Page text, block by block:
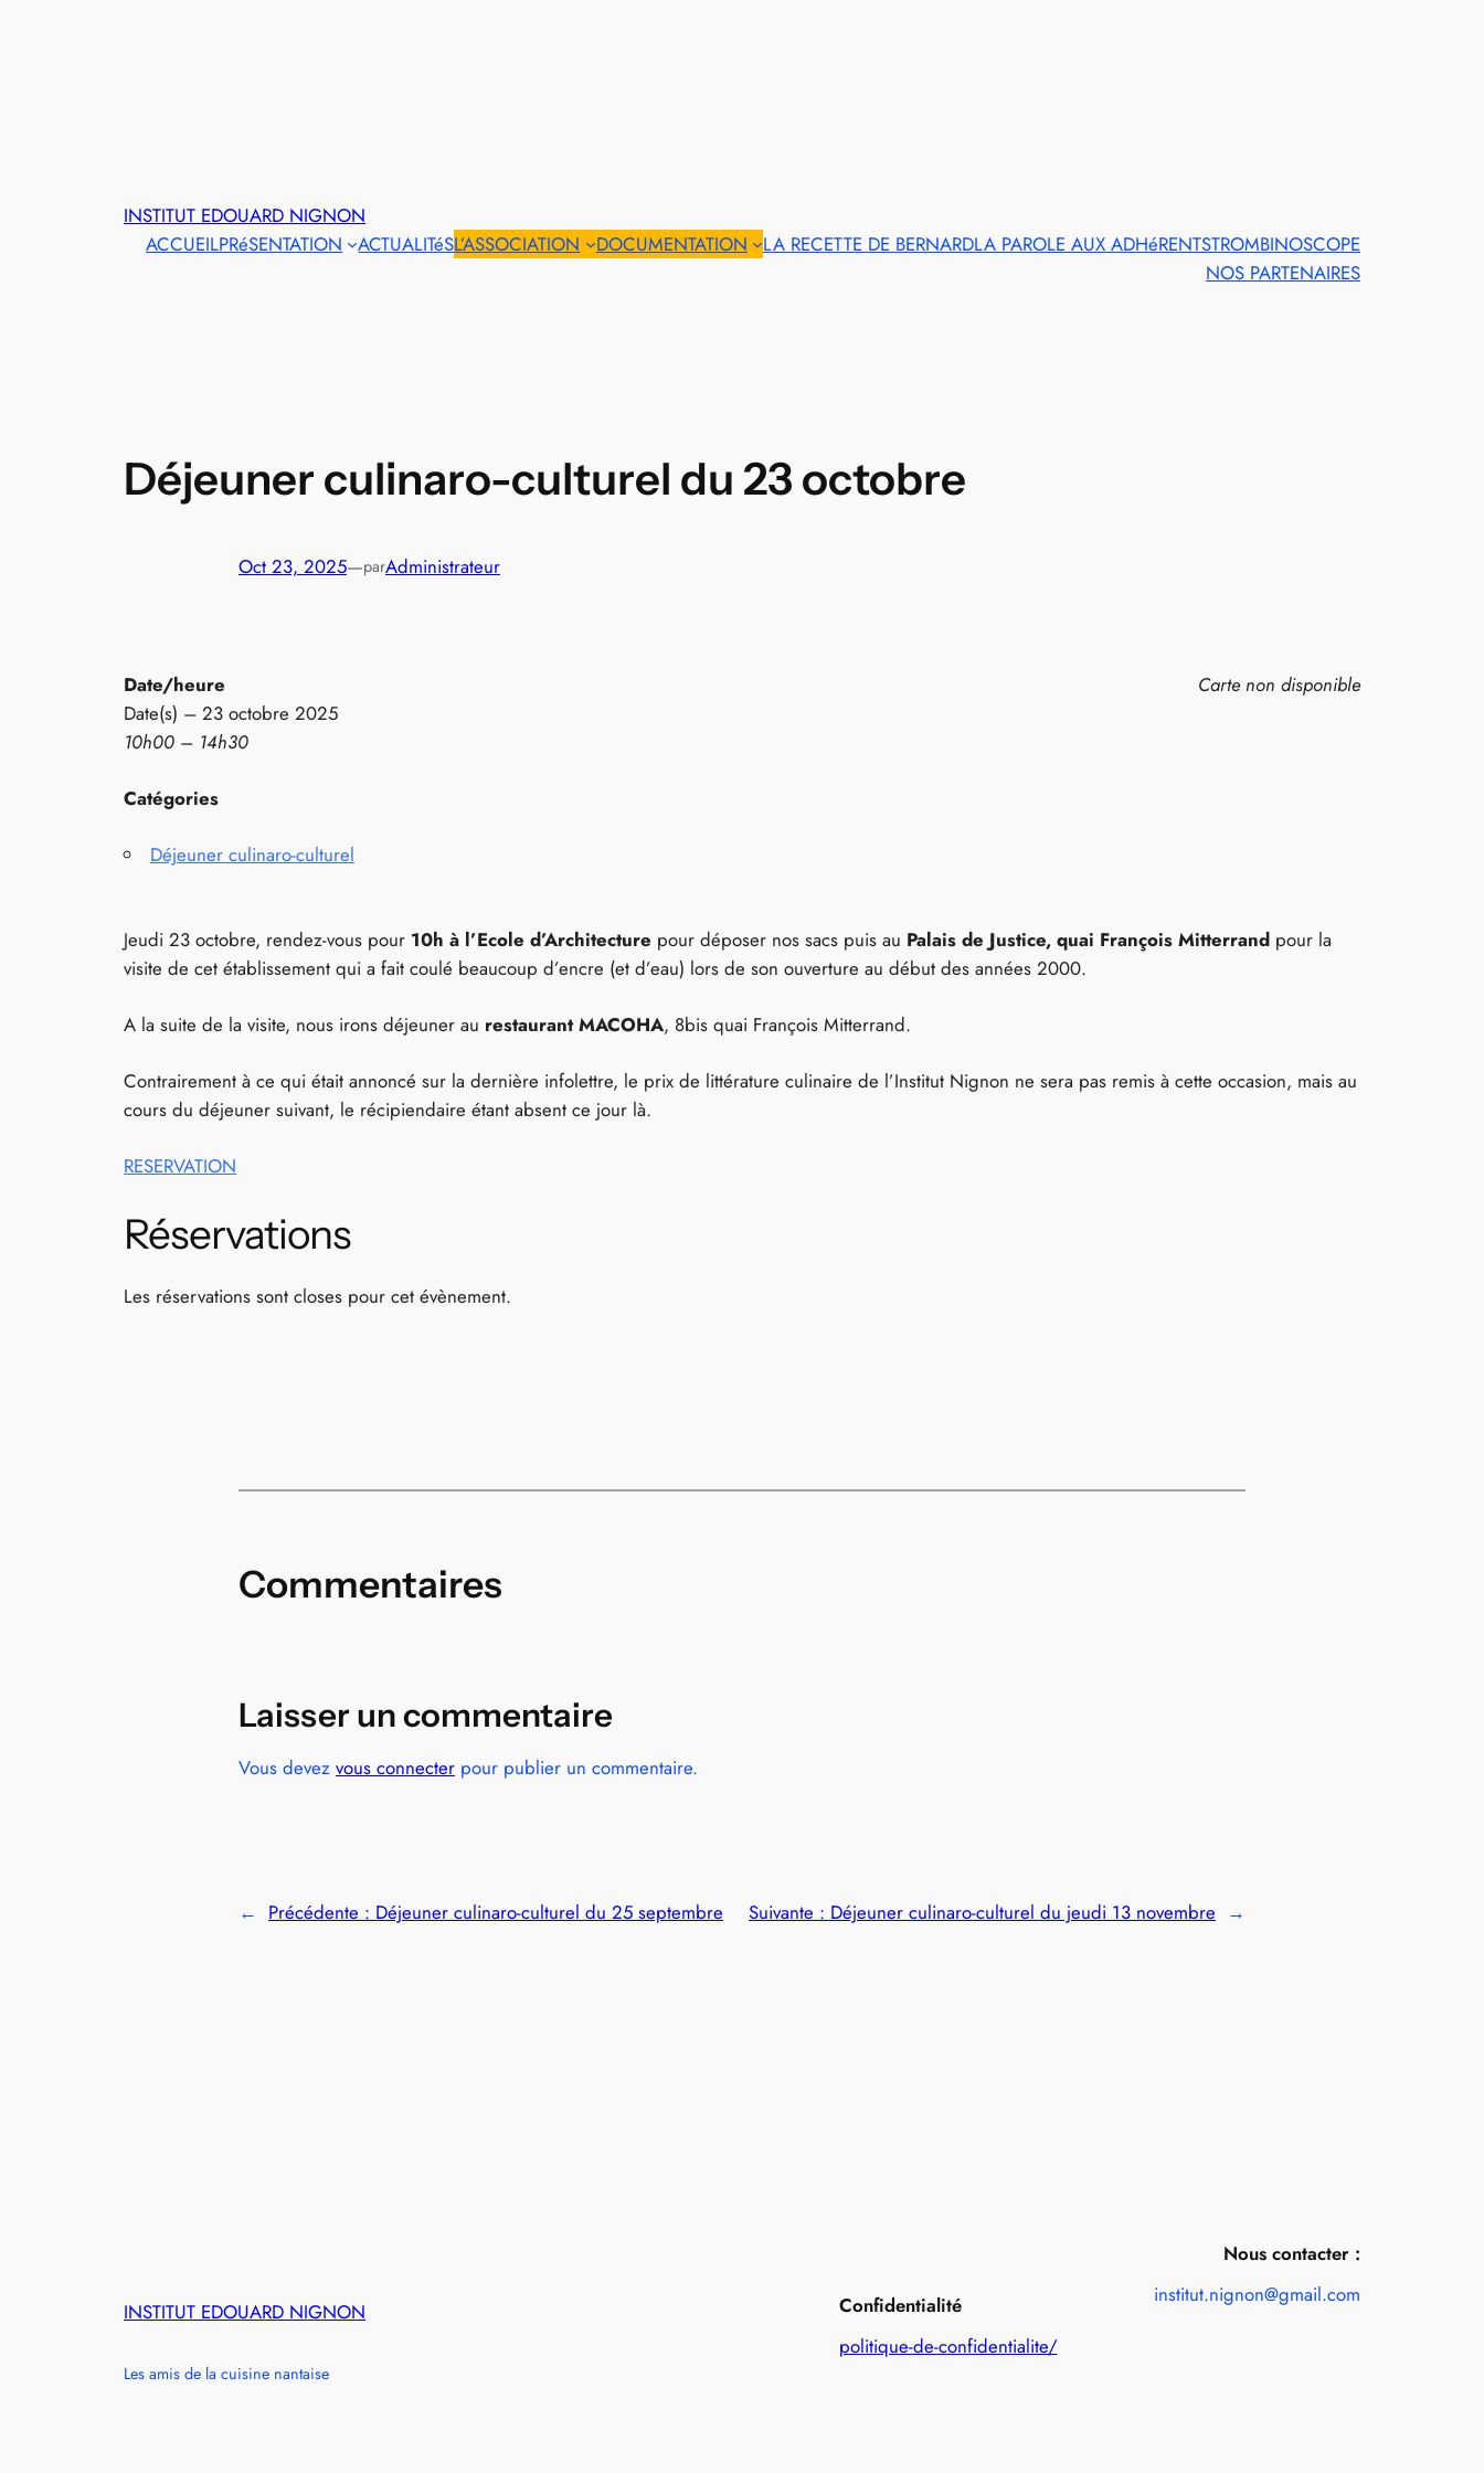
INSTITUT EDOUARD NIGNON
ACCUEILPRéSENTATION ACTUALITéSL’ASSOCIATION DOCUMENTATION LA RECETTE DE BERNARDLA PAROLE AUX ADHéRENTSTROMBINOSCOPE
NOS PARTENAIRES
Déjeuner culinaro-culturel du 23 octobre
Oct 23, 2025—parAdministrateur
Carte non disponible
Date/heure
Date(s) – 23 octobre 2025
10h00 – 14h30
Catégories
Déjeuner culinaro-culturel
Jeudi 23 octobre, rendez-vous pour 10h à l’Ecole d’Architecture pour déposer nos sacs puis au Palais de Justice, quai François Mitterrand pour la
visite de cet établissement qui a fait coulé beaucoup d’encre (et d’eau) lors de son ouverture au début des années 2000.
A la suite de la visite, nous irons déjeuner au restaurant MACOHA, 8bis quai François Mitterrand.
Contrairement à ce qui était annoncé sur la dernière infolettre, le prix de littérature culinaire de l’Institut Nignon ne sera pas remis à cette occasion, mais au
cours du déjeuner suivant, le récipiendaire étant absent ce jour là.
RESERVATION
Réservations
Les réservations sont closes pour cet évènement.
Commentaires
Laisser un commentaire
Vous devez vous connecter pour publier un commentaire.
← Précédente : Déjeuner culinaro-culturel du 25 septembre Suivante : Déjeuner culinaro-culturel du jeudi 13 novembre →
Nous contacter :
INSTITUT EDOUARD NIGNON
Les amis de la cuisine nantaise
Confidentialité
politique-de-confidentialite/
institut.nignon@gmail.com